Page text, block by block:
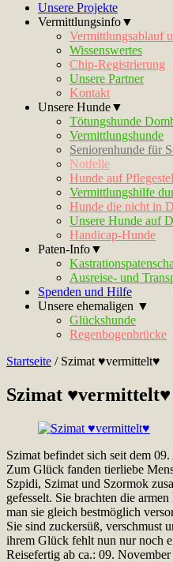
Unsere Projekte
Vermittlungsinfo▼
Vermittlungsablauf
Wissenswertes
Chip-Registrierung
Unsere Partner
Kontakt
Unsere Hunde▼
Tötungshunde
Vermittlungshunde
Seniorenhunde für
Notfelle
Hunde auf
Vermittlungshilfe
Hunde die nicht in
Unsere Hunde auf
Handicap-Hunde
Paten-Info▼
Ausreise- und
Spenden und Hilfe
Unsere ehemaligen ▼
Glückshunde
Regenbogenbrücke
Startseite / Szimat ♥vermittelt♥
Szimat ♥vermittelt♥
Szimat befindet sich seit dem
Zum Glück fanden tierliebe
Szpidi, Szimat und Szormok
gefesselt. Sie brachten die
man sie gleich bestmöglich
Sie sind zuckersüß, verschmust
ihrem Glück fehlt nun nur noch
Reisefertig ab ca.: 09.